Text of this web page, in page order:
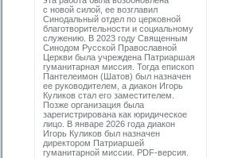
с новой силой, ее возглавил
Синодальный отдел по церковной
благотворительности и социальному
служению. В 2023 году Священным
Синодом Русской Православной
Церкви была учреждена Патриаршая
гуманитарная миссия. Тогда епископ
Пантелеимон (Шатов) был назначен
ее руководителем, а диакон Игорь
Куликов стал его заместителем.
Позже организация была
зарегистрирована как юридическое
лицо. В январе 2026 года диакон
Игорь Куликов был назначен
директором Патриаршей
гуманитарной миссии. PDF-версия.